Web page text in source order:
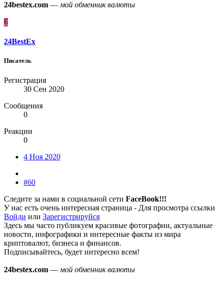
24bestex.com — мой обменник валюты
2
24BestEx
Писатель
Регистрация
30 Сен 2020
Сообщения
0
Реакции
0
4 Ноя 2020
#60
Следите за нами в социальной сети FaceBook!!!
У нас есть очень интересная страница - Для просмотра ссылки
Войди или Зарегистрируйся
Здесь мы часто публикуем красивые фотографии, актуальные
новости, инфографики и интересные факты из мира
криптовалют, бизнеса и финансов.
Подписывайтесь, будет интересно всем!
24bestex.com — мой обменник валюты